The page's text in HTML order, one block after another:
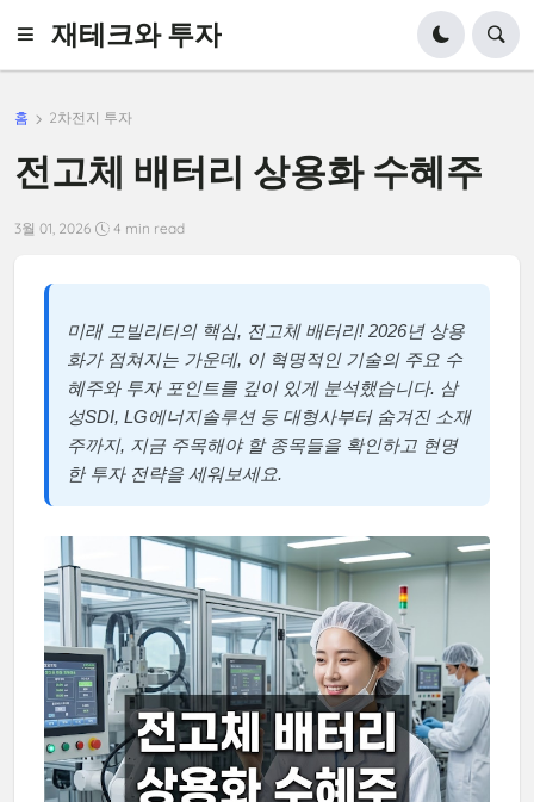
재테크와 투자
홈 2차전지 투자
전고체 배터리 상용화 수혜주
3월 01, 2026 4 min read
미래 모빌리티의 핵심, 전고체 배터리! 2026년 상용
화가 점쳐지는 가운데, 이 혁명적인 기술의 주요 수
혜주와 투자 포인트를 깊이 있게 분석했습니다. 삼
성SDI, LG에너지솔루션 등 대형사부터 숨겨진 소재
주까지, 지금 주목해야 할 종목들을 확인하고 현명
한 투자 전략을 세워보세요.